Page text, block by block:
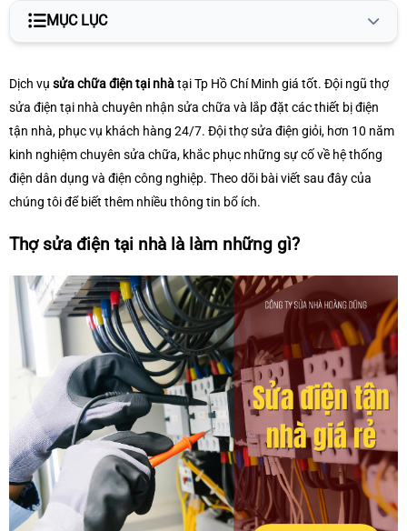
MỤC LỤC
Sửa chữa điện tại nhà - điện dân dụng
Đội thợ sửa chữa điện tại nhà của Hoàng Gia Dũng
Dịch vụ sửa chữa điện tại nhàtại Tp Hồ Chí Minh giá tốt. Đội ngũ thợ
sửa điện tại nhà chuyên nhận sửa chữa và lắp đặt các thiết bị điện
tận nhà, phục vụ khách hàng 24/7. Đội thợ sửa điện giỏi, hơn 10 năm
kinh nghiệm chuyên sửa chữa, khắc phục những sự cố về hệ thống
điện dân dụng và điện công nghiệp. Theo dõi bài viết sau đây của
chúng tôi để biết thêm nhiều thông tin bổ ích.
Thợ sửa điện tại nhà là làm những gì?